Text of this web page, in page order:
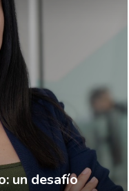
un desafío